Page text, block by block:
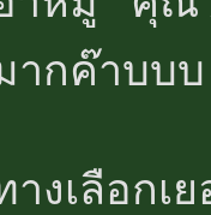
ากค๊าบบบ
งเลือกเย